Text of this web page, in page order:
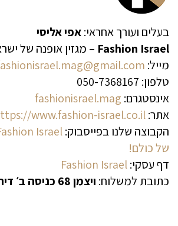
בעלים ועורך אחראי:אפי אליסי
Fashion Israel – מגזין אופנה של
מייל:
טלפון: 050-7368167
אינסטגרם: fashionisrael.mag
אתר:www.fashion-israel.co.il/
הקבוצה שלנו בפייסבוק:
של כולם!
דף עסקי:Fashion Israel
כתובת למשלוח: ויצמן 68 כניסה ב׳ דירה 3 גבעתיים